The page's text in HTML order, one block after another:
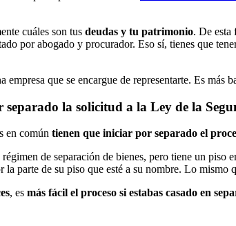
cuáles son tus deudas y tu patrimonio. De esta
por abogado y procurador. Eso sí, tienes que
que se encargue de representarte. Es más
la solicitud a la Ley de la
en común tienen que iniciar por separado el
de separación de bienes, pero tiene un
parte de su piso que esté a su nombre. Lo
, es más fácil el proceso si estabas casado en